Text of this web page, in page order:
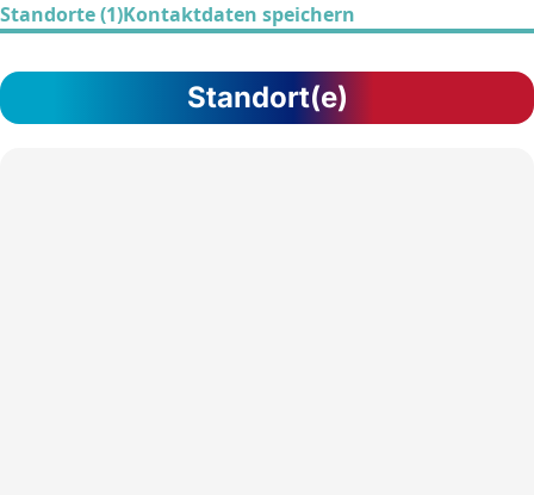
Standorte (1)Kontaktdaten speichern
Standort(e)